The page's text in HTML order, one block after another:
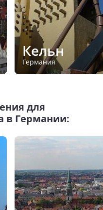
Кельн
Германия
для
в Германии: